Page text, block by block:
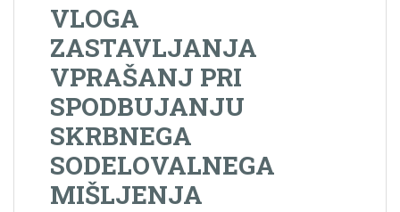
VLOGA
ZASTAVLJANJA
VPRAŠANJ PRI
SPODBUJANJU
SKRBNEGA
SODELOVALNEGA
MIŠLJENJA